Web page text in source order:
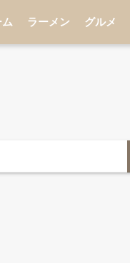
ラーメン グルメ